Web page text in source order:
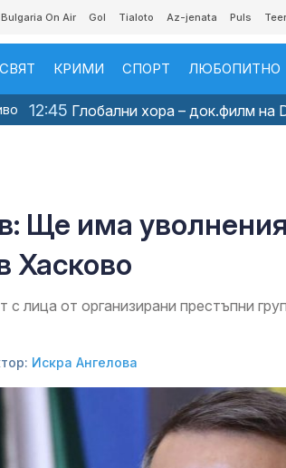
Bulgaria On Air Gol Tialoto Az-jenata Puls
СВЯТ КРИМИ СПОРТ ЛЮБОПИТНО
12:45 Глобални хора – док.филм на
Ще има
Хасково
лица от организирани престъпни
Искра Ангелова